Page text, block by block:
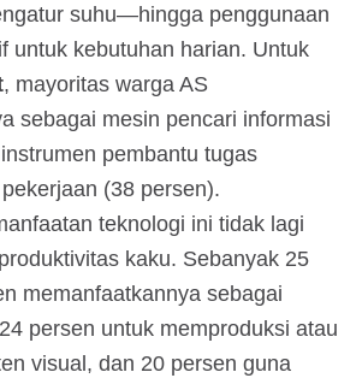
suhu—hingga penggunaan
untuk kebutuhan harian. Untuk
, mayoritas warga AS
sebagai mesin pencari informasi
pembantu tugas
(38 persen).
teknologi ini tidak lagi
kaku. Sebanyak 25
memanfaatkannya sebagai
persen untuk memproduksi atau
visual, dan 20 persen guna